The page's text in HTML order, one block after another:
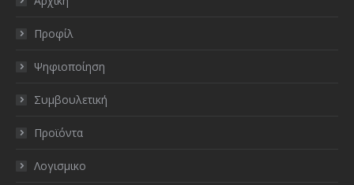
Προφίλ
Ψηφιοποίηση
Συμβουλετική
Προϊόντα
Λογισμικο